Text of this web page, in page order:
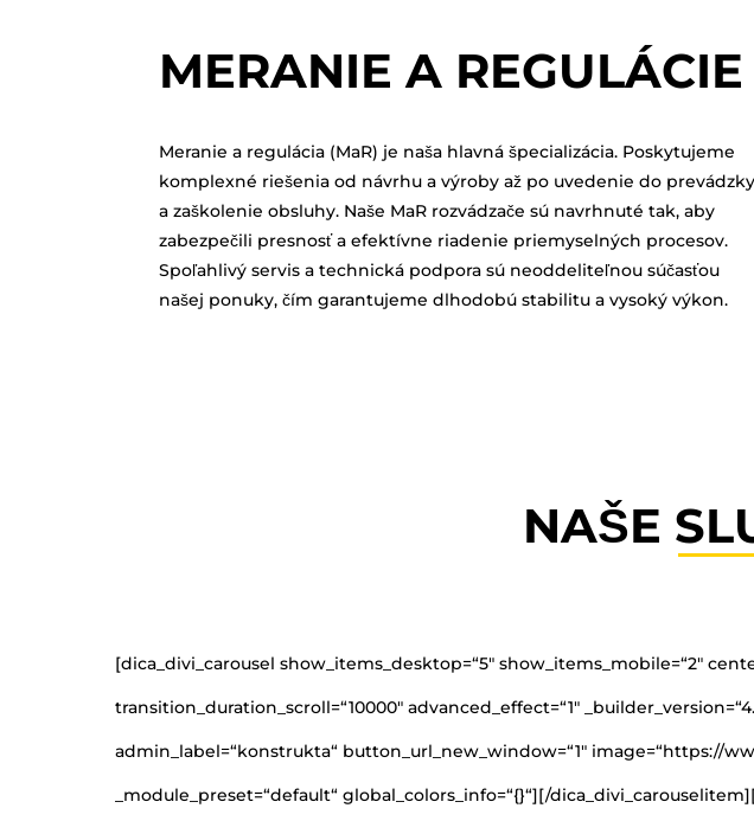
MERANIE A REGULÁCIE
Meranie a regulácia (MaR) je naša hlavná špecializácia. Poskytujeme
komplexné riešenia od návrhu a výroby až po uvedenie do prevádzky
a zaškolenie obsluhy. Naše MaR rozvádzače sú navrhnuté tak, aby
zabezpečili presnosť a efektívne riadenie priemyselných procesov.
Spoľahlivý servis a technická podpora sú neoddeliteľnou súčasťou
našej ponuky, čím garantujeme dlhodobú stabilitu a vysoký výkon.
NAŠE
[dica_divi_carousel show_items_desktop=“5″ show_items_mobile=“2″
transition_duration_scroll=“10000″ advanced_effect=“1″
admin_label=“konstrukta“ button_url_new_window=“1″ image=“https://
_module_preset=“default“ global_colors_info=“{}“][/